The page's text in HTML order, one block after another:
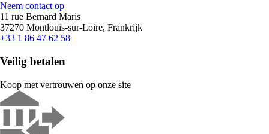
Neem contact op
11 rue Bernard Maris
37270 Montlouis-sur-Loire, Frankrijk
+33 1 86 47 62 58
Veilig betalen
Koop met vertrouwen op onze site